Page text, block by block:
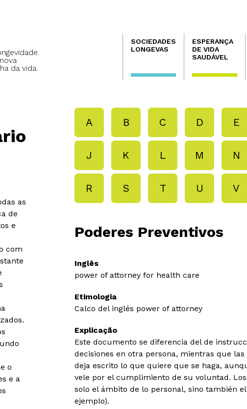
da vida.
Navegación
principal
SOCIEDADES
LONGEVAS
ESPERANÇA
DE VIDA
SAUDÁVEL
as
de
e
com
o
e a
A B C D E
J K L M N
R S T U V
Poderes Preventivos
Inglês
power of attorney for health care
Etimologia
Calco del inglés power of attorney
Explicação
Este documento se diferencia del de
decisiones en otra persona, mientras que
deja escrito lo que quiere que se haga,
vele por el cumplimiento de su voluntad.
solo el ámbito de lo personal, sino también
ejemplo).